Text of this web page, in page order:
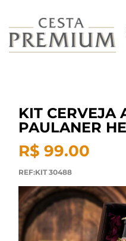
KIT CERVEJA
PAULANER
R$ 99.00
REF:KIT 30488